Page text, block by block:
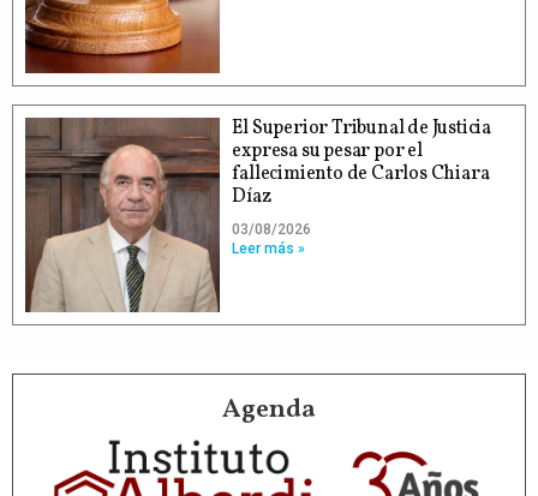
El Superior Tribunal de Justicia
expresa su pesar por el
fallecimiento de Carlos Chiara
Díaz
03/08/2026
Leer más »
Agenda